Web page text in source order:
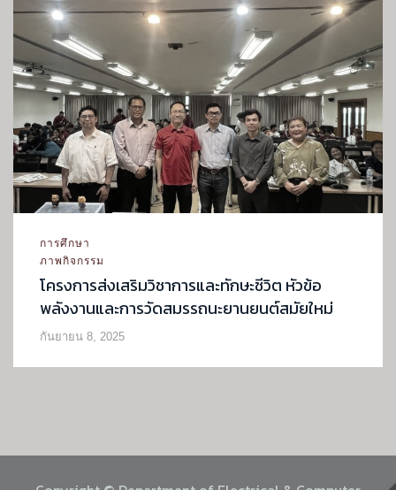
การศึกษา
ภาพกิจกรรม
โครงการส่งเสริมวิชาการและทักษะชีวิต หัวข้อ
พลังงานและการวัดสมรรถนะยานยนต์สมัยใหม่
กันยายน 8, 2025